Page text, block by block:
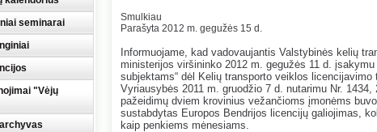
Smulkiau
Parašyta 2012 m. gegužės 15 d.
Informuojame, kad vadovaujantis Valstybinės kelių
ministerijos viršininko 2012 m. gegužės 11 d.
subjektams“ dėl Kelių transporto veiklos
Vyriausybės 2011 m. gruodžio 7 d. nutarimu Nr.
pažeidimų dviem krovinius vežančioms įmonėms
sustabdytas Europos Bendrijos licencijų galiojimas,
kaip penkiems mėnesiams.
seminarai
"Vėjų